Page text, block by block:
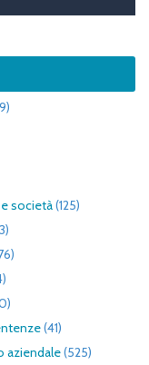
società(125)
(41)
aziendale(525)